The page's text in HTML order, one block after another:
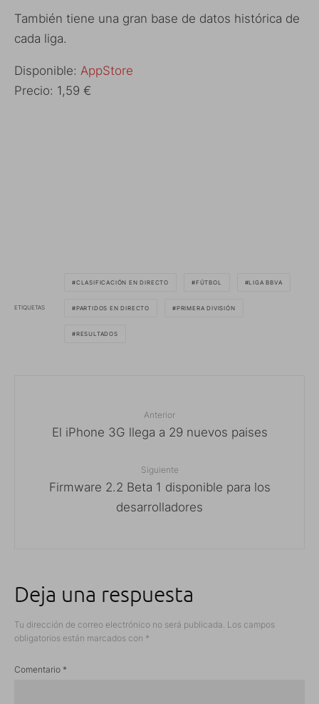
También tiene una gran base de datos histórica de
cada liga.
Disponible: AppStore
Precio: 1,59 €
ETIQUETAS
CLASIFICACIÓN EN DIRECTO FÚTBOL LIGA BBVA
PARTIDOS EN DIRECTO PRIMERA DIVISIÓN
RESULTADOS
Anterior
El iPhone 3G llega a 29 nuevos paises
Siguiente
Firmware 2.2 Beta 1 disponible para los
desarrolladores
Deja una respuesta
Tu dirección de correo electrónico no será publicada. Los campos
obligatorios están marcados con *
Comentario *